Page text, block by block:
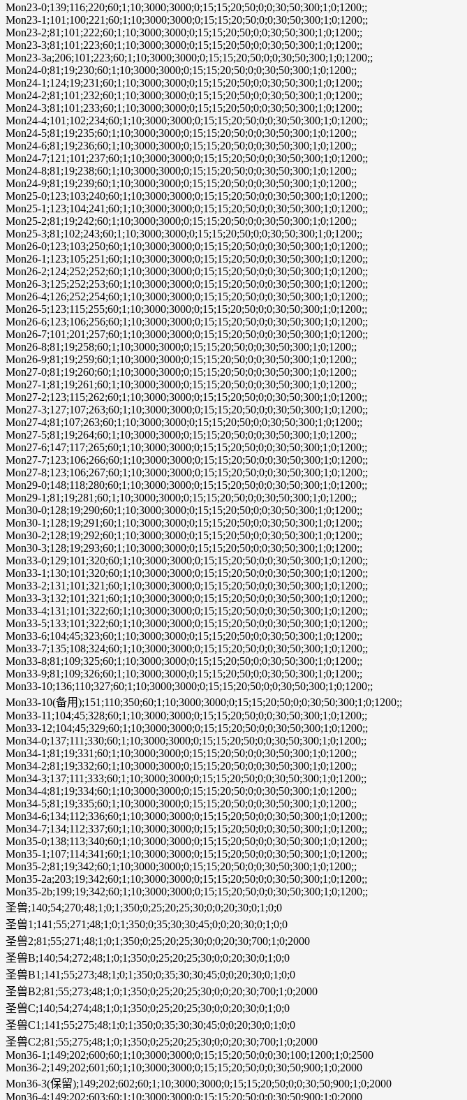
Mon23-0;139;116;220;60;1;10;3000;3000;0;15;15;20;50;0;0;30;50;300;1;0;1200;;
Mon23-1;101;100;221;60;1;10;3000;3000;0;15;15;20;50;0;0;30;50;300;1;0;1200;;
Mon23-2;81;101;222;60;1;10;3000;3000;0;15;15;20;50;0;0;30;50;300;1;0;1200;;
Mon23-3;81;101;223;60;1;10;3000;3000;0;15;15;20;50;0;0;30;50;300;1;0;1200;;
Mon23-3a;206;101;223;60;1;10;3000;3000;0;15;15;20;50;0;0;30;50;300;1;0;1200;;
Mon24-0;81;19;230;60;1;10;3000;3000;0;15;15;20;50;0;0;30;50;300;1;0;1200;;
Mon24-1;124;19;231;60;1;10;3000;3000;0;15;15;20;50;0;0;30;50;300;1;0;1200;;
Mon24-2;81;101;232;60;1;10;3000;3000;0;15;15;20;50;0;0;30;50;300;1;0;1200;;
Mon24-3;81;101;233;60;1;10;3000;3000;0;15;15;20;50;0;0;30;50;300;1;0;1200;;
Mon24-4;101;102;234;60;1;10;3000;3000;0;15;15;20;50;0;0;30;50;300;1;0;1200;;
Mon24-5;81;19;235;60;1;10;3000;3000;0;15;15;20;50;0;0;30;50;300;1;0;1200;;
Mon24-6;81;19;236;60;1;10;3000;3000;0;15;15;20;50;0;0;30;50;300;1;0;1200;;
Mon24-7;121;101;237;60;1;10;3000;3000;0;15;15;20;50;0;0;30;50;300;1;0;1200;;
Mon24-8;81;19;238;60;1;10;3000;3000;0;15;15;20;50;0;0;30;50;300;1;0;1200;;
Mon24-9;81;19;239;60;1;10;3000;3000;0;15;15;20;50;0;0;30;50;300;1;0;1200;;
Mon25-0;123;103;240;60;1;10;3000;3000;0;15;15;20;50;0;0;30;50;300;1;0;1200;;
Mon25-1;123;104;241;60;1;10;3000;3000;0;15;15;20;50;0;0;30;50;300;1;0;1200;;
Mon25-2;81;19;242;60;1;10;3000;3000;0;15;15;20;50;0;0;30;50;300;1;0;1200;;
Mon25-3;81;102;243;60;1;10;3000;3000;0;15;15;20;50;0;0;30;50;300;1;0;1200;;
Mon26-0;123;103;250;60;1;10;3000;3000;0;15;15;20;50;0;0;30;50;300;1;0;1200;;
Mon26-1;123;105;251;60;1;10;3000;3000;0;15;15;20;50;0;0;30;50;300;1;0;1200;;
Mon26-2;124;252;252;60;1;10;3000;3000;0;15;15;20;50;0;0;30;50;300;1;0;1200;;
Mon26-3;125;252;253;60;1;10;3000;3000;0;15;15;20;50;0;0;30;50;300;1;0;1200;;
Mon26-4;126;252;254;60;1;10;3000;3000;0;15;15;20;50;0;0;30;50;300;1;0;1200;;
Mon26-5;123;115;255;60;1;10;3000;3000;0;15;15;20;50;0;0;30;50;300;1;0;1200;;
Mon26-6;123;106;256;60;1;10;3000;3000;0;15;15;20;50;0;0;30;50;300;1;0;1200;;
Mon26-7;101;201;257;60;1;10;3000;3000;0;15;15;20;50;0;0;30;50;300;1;0;1200;;
Mon26-8;81;19;258;60;1;10;3000;3000;0;15;15;20;50;0;0;30;50;300;1;0;1200;;
Mon26-9;81;19;259;60;1;10;3000;3000;0;15;15;20;50;0;0;30;50;300;1;0;1200;;
Mon27-0;81;19;260;60;1;10;3000;3000;0;15;15;20;50;0;0;30;50;300;1;0;1200;;
Mon27-1;81;19;261;60;1;10;3000;3000;0;15;15;20;50;0;0;30;50;300;1;0;1200;;
Mon27-2;123;115;262;60;1;10;3000;3000;0;15;15;20;50;0;0;30;50;300;1;0;1200;;
Mon27-3;127;107;263;60;1;10;3000;3000;0;15;15;20;50;0;0;30;50;300;1;0;1200;;
Mon27-4;81;107;263;60;1;10;3000;3000;0;15;15;20;50;0;0;30;50;300;1;0;1200;;
Mon27-5;81;19;264;60;1;10;3000;3000;0;15;15;20;50;0;0;30;50;300;1;0;1200;;
Mon27-6;147;117;265;60;1;10;3000;3000;0;15;15;20;50;0;0;30;50;300;1;0;1200;;
Mon27-7;123;106;266;60;1;10;3000;3000;0;15;15;20;50;0;0;30;50;300;1;0;1200;;
Mon27-8;123;106;267;60;1;10;3000;3000;0;15;15;20;50;0;0;30;50;300;1;0;1200;;
Mon29-0;148;118;280;60;1;10;3000;3000;0;15;15;20;50;0;0;30;50;300;1;0;1200;;
Mon29-1;81;19;281;60;1;10;3000;3000;0;15;15;20;50;0;0;30;50;300;1;0;1200;;
Mon30-0;128;19;290;60;1;10;3000;3000;0;15;15;20;50;0;0;30;50;300;1;0;1200;;
Mon30-1;128;19;291;60;1;10;3000;3000;0;15;15;20;50;0;0;30;50;300;1;0;1200;;
Mon30-2;128;19;292;60;1;10;3000;3000;0;15;15;20;50;0;0;30;50;300;1;0;1200;;
Mon30-3;128;19;293;60;1;10;3000;3000;0;15;15;20;50;0;0;30;50;300;1;0;1200;;
Mon33-0;129;101;320;60;1;10;3000;3000;0;15;15;20;50;0;0;30;50;300;1;0;1200;;
Mon33-1;130;101;320;60;1;10;3000;3000;0;15;15;20;50;0;0;30;50;300;1;0;1200;;
Mon33-2;131;101;321;60;1;10;3000;3000;0;15;15;20;50;0;0;30;50;300;1;0;1200;;
Mon33-3;132;101;321;60;1;10;3000;3000;0;15;15;20;50;0;0;30;50;300;1;0;1200;;
Mon33-4;131;101;322;60;1;10;3000;3000;0;15;15;20;50;0;0;30;50;300;1;0;1200;;
Mon33-5;133;101;322;60;1;10;3000;3000;0;15;15;20;50;0;0;30;50;300;1;0;1200;;
Mon33-6;104;45;323;60;1;10;3000;3000;0;15;15;20;50;0;0;30;50;300;1;0;1200;;
Mon33-7;135;108;324;60;1;10;3000;3000;0;15;15;20;50;0;0;30;50;300;1;0;1200;;
Mon33-8;81;109;325;60;1;10;3000;3000;0;15;15;20;50;0;0;30;50;300;1;0;1200;;
Mon33-9;81;109;326;60;1;10;3000;3000;0;15;15;20;50;0;0;30;50;300;1;0;1200;;
Mon33-10;136;110;327;60;1;10;3000;3000;0;15;15;20;50;0;0;30;50;300;1;0;1200;;
Mon33-10(备用);151;110;350;60;1;10;3000;3000;0;15;15;20;50;0;0;30;50;300;1;0;1200;;
Mon33-11;104;45;328;60;1;10;3000;3000;0;15;15;20;50;0;0;30;50;300;1;0;1200;;
Mon33-12;104;45;329;60;1;10;3000;3000;0;15;15;20;50;0;0;30;50;300;1;0;1200;;
Mon34-0;137;111;330;60;1;10;3000;3000;0;15;15;20;50;0;0;30;50;300;1;0;1200;;
Mon34-1;81;19;331;60;1;10;3000;3000;0;15;15;20;50;0;0;30;50;300;1;0;1200;;
Mon34-2;81;19;332;60;1;10;3000;3000;0;15;15;20;50;0;0;30;50;300;1;0;1200;;
Mon34-3;137;111;333;60;1;10;3000;3000;0;15;15;20;50;0;0;30;50;300;1;0;1200;;
Mon34-4;81;19;334;60;1;10;3000;3000;0;15;15;20;50;0;0;30;50;300;1;0;1200;;
Mon34-5;81;19;335;60;1;10;3000;3000;0;15;15;20;50;0;0;30;50;300;1;0;1200;;
Mon34-6;134;112;336;60;1;10;3000;3000;0;15;15;20;50;0;0;30;50;300;1;0;1200;;
Mon34-7;134;112;337;60;1;10;3000;3000;0;15;15;20;50;0;0;30;50;300;1;0;1200;;
Mon35-0;138;113;340;60;1;10;3000;3000;0;15;15;20;50;0;0;30;50;300;1;0;1200;;
Mon35-1;107;114;341;60;1;10;3000;3000;0;15;15;20;50;0;0;30;50;300;1;0;1200;;
Mon35-2;81;19;342;60;1;10;3000;3000;0;15;15;20;50;0;0;30;50;300;1;0;1200;;
Mon35-2a;203;19;342;60;1;10;3000;3000;0;15;15;20;50;0;0;30;50;300;1;0;1200;;
Mon35-2b;199;19;342;60;1;10;3000;3000;0;15;15;20;50;0;0;30;50;300;1;0;1200;;
圣兽;140;54;270;48;1;0;1;350;0;25;20;25;30;0;0;20;30;0;1;0;0
圣兽1;141;55;271;48;1;0;1;350;0;35;30;30;45;0;0;20;30;0;1;0;0
圣兽2;81;55;271;48;1;0;1;350;0;25;20;25;30;0;0;20;30;700;1;0;2000
圣兽B;140;54;272;48;1;0;1;350;0;25;20;25;30;0;0;20;30;0;1;0;0
圣兽B1;141;55;273;48;1;0;1;350;0;35;30;30;45;0;0;20;30;0;1;0;0
圣兽B2;81;55;273;48;1;0;1;350;0;25;20;25;30;0;0;20;30;700;1;0;2000
圣兽C;140;54;274;48;1;0;1;350;0;25;20;25;30;0;0;20;30;0;1;0;0
圣兽C1;141;55;275;48;1;0;1;350;0;35;30;30;45;0;0;20;30;0;1;0;0
圣兽C2;81;55;275;48;1;0;1;350;0;25;20;25;30;0;0;20;30;700;1;0;2000
Mon36-1;149;202;600;60;1;10;3000;3000;0;15;15;20;50;0;0;30;100;1200;1;0;2500
Mon36-2;149;202;601;60;1;10;3000;3000;0;15;15;20;50;0;0;30;50;900;1;0;2000
Mon36-3(保留);149;202;602;60;1;10;3000;3000;0;15;15;20;50;0;0;30;50;900;1;0;2000
Mon36-4;149;202;603;60;1;10;3000;3000;0;15;15;20;50;0;0;30;50;900;1;0;2000